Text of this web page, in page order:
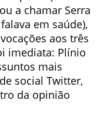
a chamar Serra
em saúde),
aos três
imediata: Plínio
mais
social Twitter,
da opinião